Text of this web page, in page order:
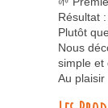
Résultat
Plutôt
Nous
simple et
Au